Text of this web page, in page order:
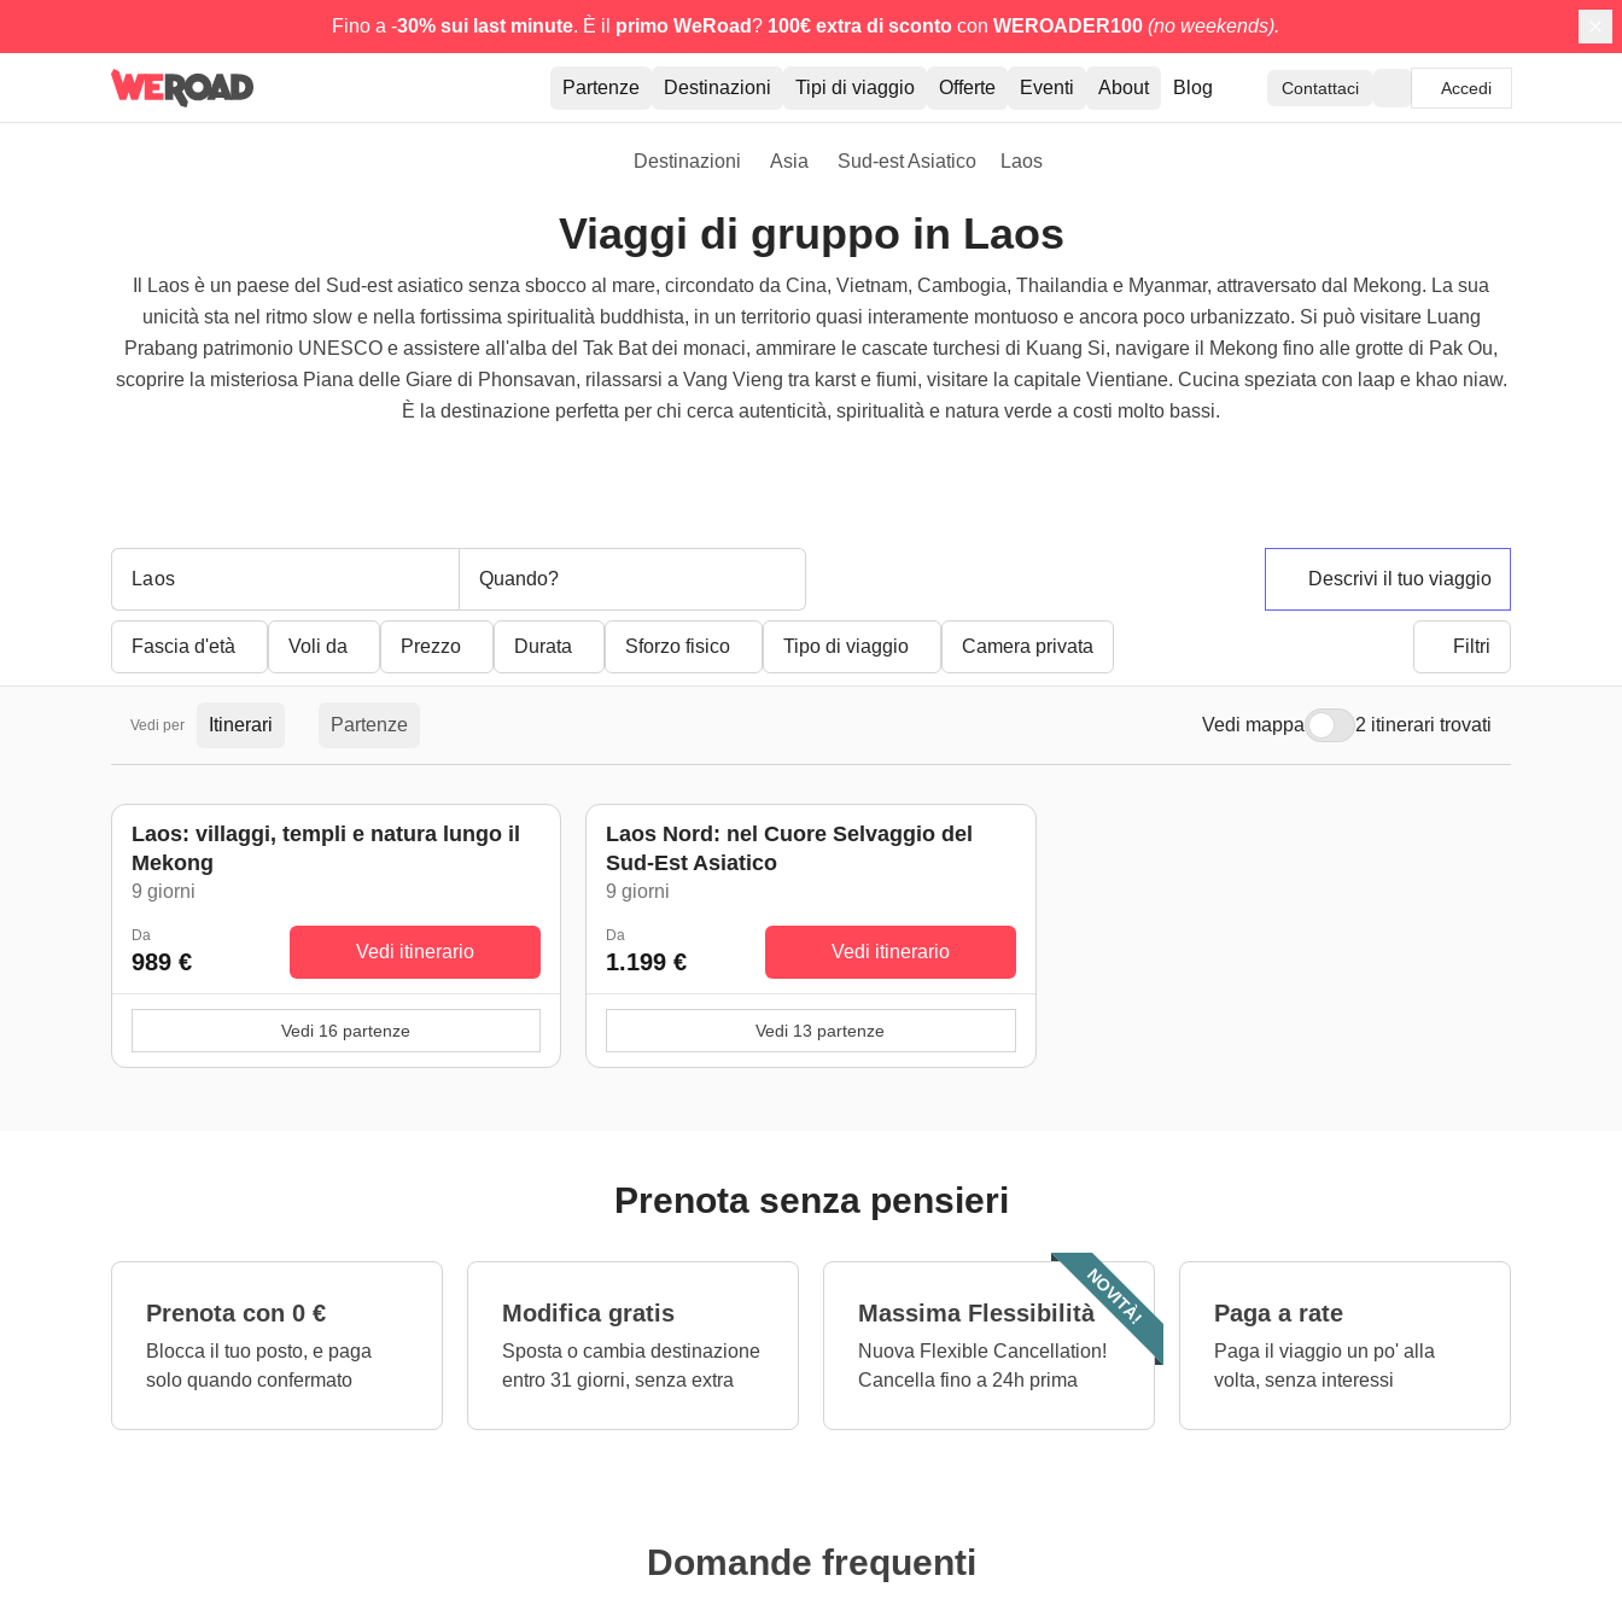
Fino a -30% sui last minute. È il primo WeRoad? 100€ extra di scontocon WEROADER100 (no weekends).
Partenze Destinazioni Tipi di viaggio Offerte Eventi About Blog Contattaci Accedi
Destinazioni Asia Sud-est Asiatico Laos
Viaggi di gruppo in Laos
Il Laos è un paese del Sud-est asiatico senza sbocco al mare, circondato da Cina, Vietnam, Cambogia, Thailandia e Myanmar, attraversato dal Mekong. La sua
unicità sta nel ritmo slow e nella fortissima spiritualità buddhista, in un territorio quasi interamente montuoso e ancora poco urbanizzato. Si può visitare Luang
Prabang patrimonio UNESCO e assistere all'alba del Tak Bat dei monaci, ammirare le cascate turchesi di Kuang Si, navigare il Mekong fino alle grotte di Pak Ou,
scoprire la misteriosa Piana delle Giare di Phonsavan, rilassarsi a Vang Vieng tra karst e fiumi, visitare la capitale Vientiane. Cucina speziata con laap e khao niaw.
È la destinazione perfetta per chi cerca autenticità, spiritualità e natura verde a costi molto bassi.
Quando? Descrivi il tuo viaggio
Fascia d'età Voli da Prezzo Durata Sforzo fisico Tipo di viaggio Camera privata Filtri
Vedi per Itinerari Partenze 2 itinerari trovati
Vedi mappa
Laos: villaggi, templi e natura lungo il
Mekong
9 giorni
Da
989 € Vedi itinerario
Vedi 16 partenze
Laos Nord: nel Cuore Selvaggio del
Sud-Est Asiatico
9 giorni
Da
1.199 € Vedi itinerario
Vedi 13 partenze
Prenota senza pensieri
Prenota con 0 €
Blocca il tuo posto, e paga
solo quando confermato
Modifica gratis
Sposta o cambia destinazione
entro 31 giorni, senza extra
NOVITÀ!
Massima Flessibilità
Nuova Flexible Cancellation!
Cancella fino a 24h prima
Paga a rate
Paga il viaggio un po' alla
volta, senza interessi
Domande frequenti